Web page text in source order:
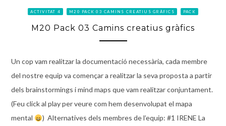
ACTIVITAT 4 M20 PACK 03 CAMINS CREATIUS GRÀFICS PACK
M20 Pack 03 Camins creatius gràfics
Un cop vam realitzar la documentació necessària, cada membre
del nostre equip va començar a realitzar la seva proposta a partir
dels brainstormings i mind maps que vam realitzar conjuntament.
(Feu click al play per veure com hem desenvolupat el mapa
mental
) Alternatives dels membres de l’equip: #1 IRENE La